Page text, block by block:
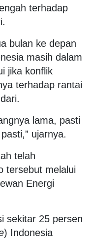
terhadap
bulan ke depan
masih dalam
jika konflik
terhadap rantai
lama, pasti
ujarnya.
telah
tersebut melalui
Energi
sekitar 25 persen
) Indonesia